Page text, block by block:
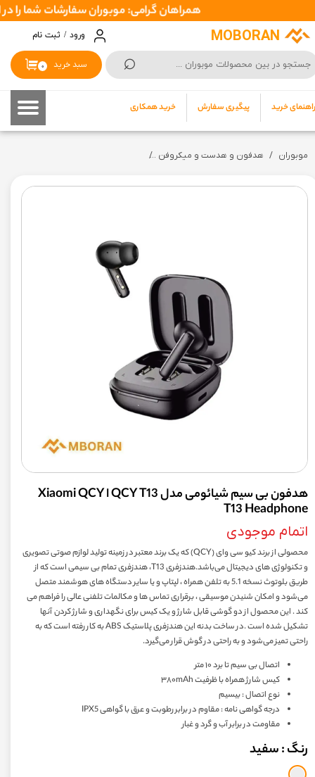
MOBORAN
⌕ ۰ سبد خرید
راهنمای خرید پیگیری سفارش خرید همکاری
ورود / ثبت نام
حساب کاربری من
تغییر گذر واژه
خروج از حساب کاربری
همراهان گرامی: موبوران سفارشات شما را در اسرع وقت ( 1 تا 2 روز کاری ) ارسال میکند تا نهایتا بین 3 تا 7
موبوران هدفون و هدست و میکروفن
هدفون بی سیم شیائومی مدل QCY T13 ا Xiaomi QCY
T13 Headphone
اتمام موجودی
محصولی از برند کیو سی وای (QCY) که یک برند معتبر در زمینه تولید لوازم صوتی تصویری
و تکنولوژی های دیجیتال می‌باشد.هندزفری T13، هندزفری تمام بی سیمی است که از
طریق بلوتوث نسخه 5.1 به تلفن همراه ، لپتاپ و یا سایر دستگاه های هوشمند متصل
می‌شود و امکان شنیدن موسیقی ، برقراری تماس ها و مکالمات تلفنی عالی را فراهم می
کند . این محصول از دو گوشی قابل شارژ و یک کیس برای نگهداری و شارژ کردن آنها
تشکیل شده است .در ساخت بدنه این هندزفری پلاستیک ABS به کار رفته است که به
راحتی تمیز می‌شود و به راحتی در گوش قرار می‌گیرد.
اتصال بی سیم تا برد ۱۰ متر
کیس شارژ همراه با ظرفیت ۳۸۰mAh
نوع اتصال : بیسیم
درجه گواهی‌ نامه : مقاوم در برابر رطوبت و عرق با گواهی IPX5
مقاومت در برابر آب و گرد و غبار
رنگ: سفید